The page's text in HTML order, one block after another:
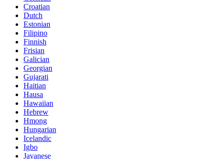
Croatian
Dutch
Estonian
Filipino
Finnish
Frisian
Galician
Georgian
Gujarati
Haitian
Hausa
Hawaiian
Hebrew
Hmong
Hungarian
Icelandic
Igbo
Javanese